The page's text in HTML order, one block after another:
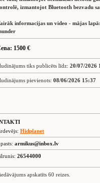
izmantojot Bluetooth bezvadu
informacijas un video - mājas
1500 €
tiks publicēts līdz: 20/07/2026
pievienots: 08/06/2026 15:37
Hidplanet
armikus@inbox.lv
26544000
apskatīts 60 reizes.